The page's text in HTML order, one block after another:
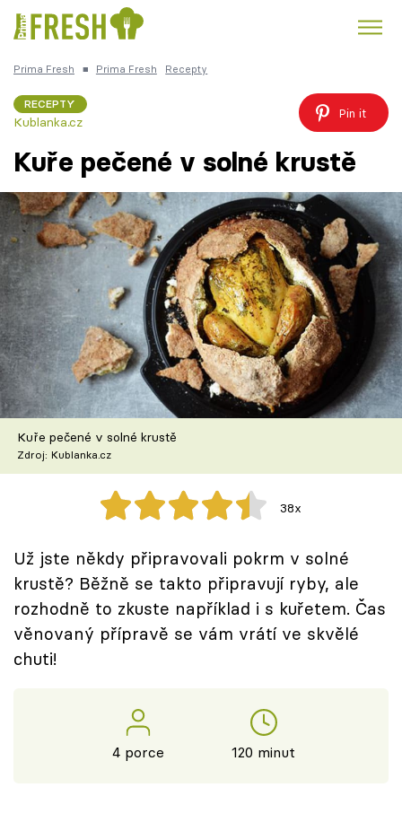
Česká kuchyně
Témata
Recepty
Články
TV Program
Škola vaření
Recepty z TV
Speciál: Cuketa
Těhotnej kuchař
Sledujte prima+
Přihlášení
Prima Fresh ■ Prima Fresh Recepty
RECEPTY
Kublanka.cz
Pin it
Kuře pečené v solné krustě
Kuře pečené v solné krustě
Zdroj: Kublanka.cz
38x
Už jste někdy připravovali pokrm v solné
krustě? Běžně se takto připravují ryby, ale
rozhodně to zkuste například i s kuřetem. Čas
věnovaný přípravě se vám vrátí ve skvělé
chuti!
4 porce 120 minut